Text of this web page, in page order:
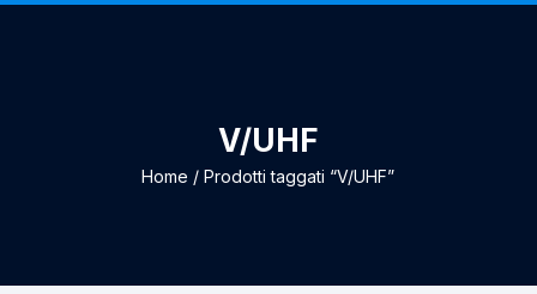
V/UHF
Home / Prodotti taggati “V/UHF”